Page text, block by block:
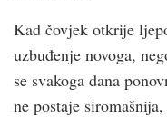
Kad čovjek otkrije
uzbuđenje novoga,
se svakoga dana
ne postaje